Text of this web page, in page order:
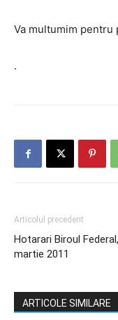
Va multumim pentru
.
Articolul precedent
Hotarari Biroul
martie 2011
ARTICOLE SIMILARE